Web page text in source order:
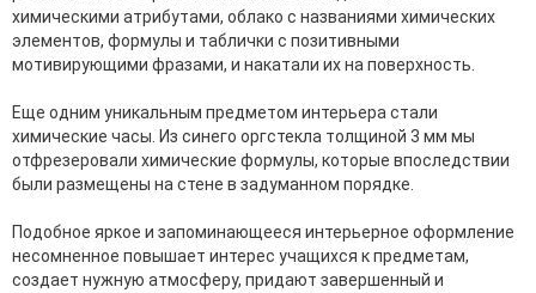
химическими атрибутами, облако с названиями химических
элементов, формулы и таблички с позитивными
мотивирующими фразами, и накатали их на поверхность.
Еще одним уникальным предметом интерьера стали
химические часы. Из синего оргстекла толщиной 3 мм мы
отфрезеровали химические формулы, которые впоследствии
были размещены на стене в задуманном порядке.
Подобное яркое и запоминающееся интерьерное оформление
несомненное повышает интерес учащихся к предметам,
создает нужную атмосферу, придают завершенный и